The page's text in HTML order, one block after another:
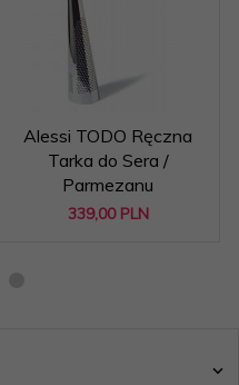
Alessi TODO Ręczna
Tarka do Sera /
Parmezanu
339,00 PLN